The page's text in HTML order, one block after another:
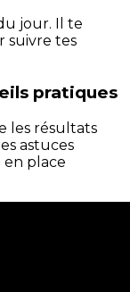
jour. Il te
suivre tes
pratiques
les résultats
astuces
place